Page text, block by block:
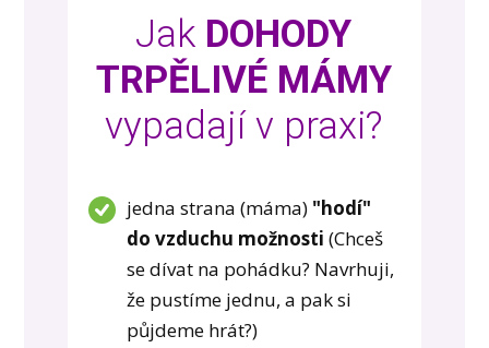
Jak DOHODY
TRPĚLIVÉ MÁMY
vypadají v praxi?
jedna strana (máma) "hodí"
do vzduchu možnosti (Chceš
se dívat na pohádku? Navrhuji,
že pustíme jednu, a pak si
půjdeme hrát?)